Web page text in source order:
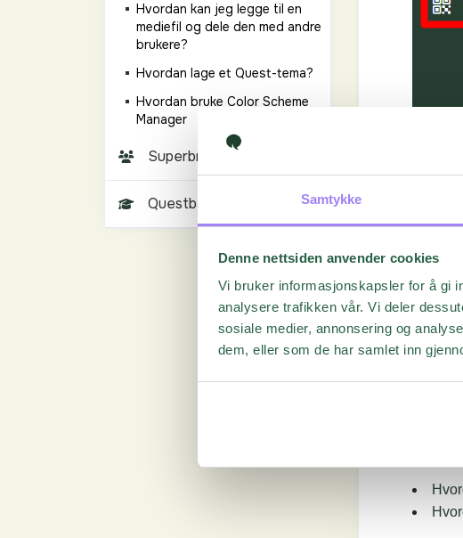
Samtykke
Denne nettsiden anvender cookies
Vi bruker informasjonskapsler for å gi
analysere trafikken vår. Vi deler
sosiale medier, annonsering og
dem, eller som de har samlet inn
Hvordan kan jeg legge til en
mediefil og dele den med andre
brukere?
Hvordan lage et Quest-tema?
Hvordan bruke Color Scheme
Manager
Superbruker & Admin
Questback Trainings